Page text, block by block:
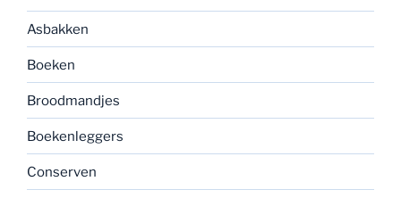
Asbakken
Boeken
Broodmandjes
Boekenleggers
Conserven